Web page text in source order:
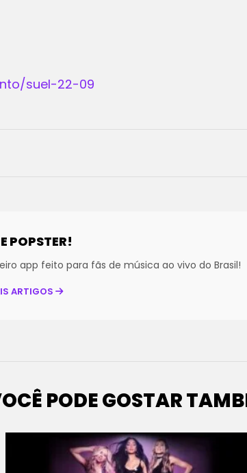
suel-22-09
POPSTER!
app feito para fãs de música ao vivo do Brasil!
ARTIGOS
PODE GOSTAR